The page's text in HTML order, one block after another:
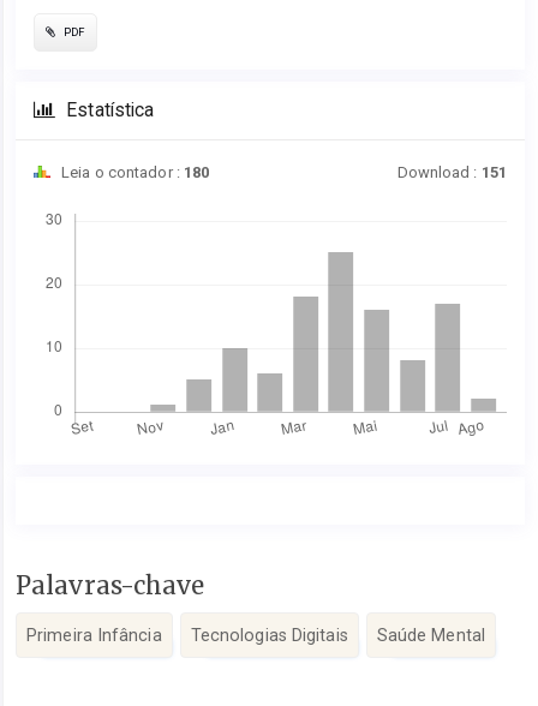
PDF
Estatística
Leia o contador : 180 Download : 151
Conteúdo
artigo
Palavras-chave
Primeira Infância Tecnologias Digitais Saúde Mental